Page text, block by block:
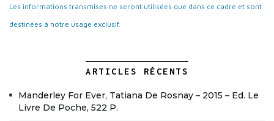
Les informations transmises ne seront utilisées que dans ce cadre et sont
destinées à notre usage exclusif.
ARTICLES RÉCENTS
Manderley For Ever, Tatiana De Rosnay – 2015 – Ed. Le
Livre De Poche, 522 P.